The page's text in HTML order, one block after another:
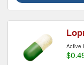
Active